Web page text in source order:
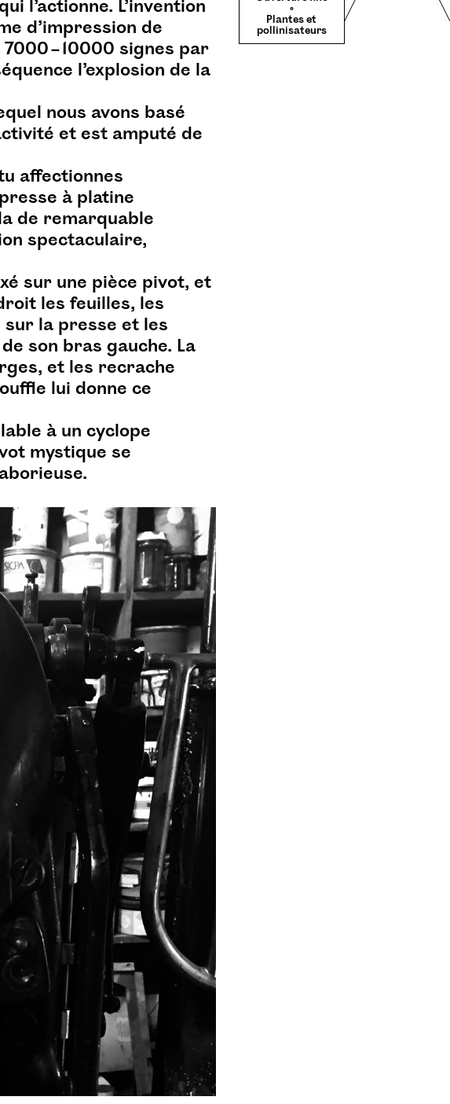
l’actionne. L’invention
d’impression de
– 10000 signes par
l’explosion de la
nous avons basé
et est amputé de
affectionnes
à platine
de remarquable
spectaculaire,
sur une pièce pivot, et
les feuilles, les
la presse et les
son bras gauche. La
et les recrache
lui donne ce
à un cyclope
mystique se
◦
Plantes et
pollinisateurs